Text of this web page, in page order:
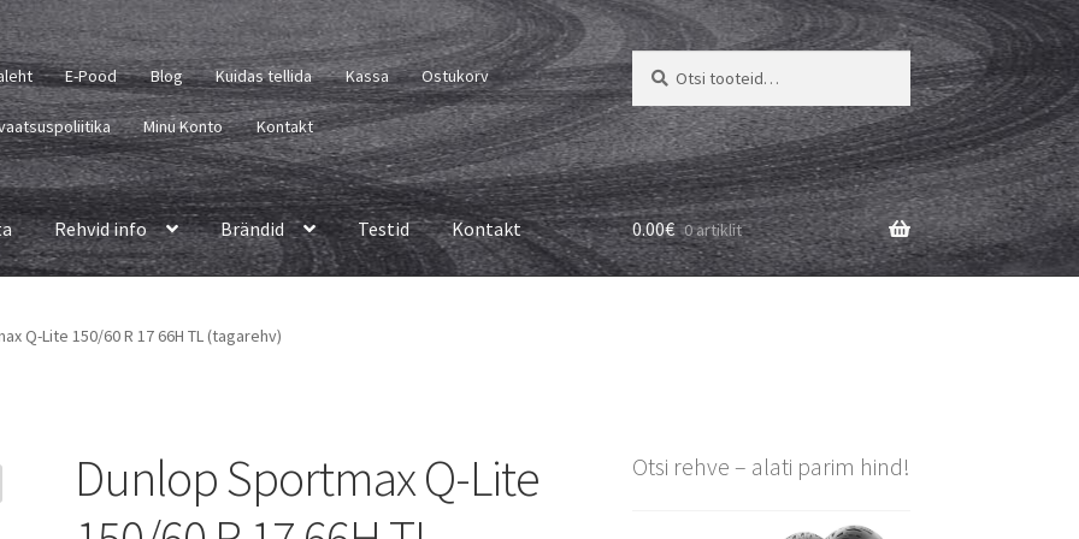
E-Pood Blog Kuidas tellida Kassa Ostukorv
Minu Konto Kontakt
Otsi:
Otsi
Rehvid info Brändid Testid Kontakt 0.00€ 0 artiklit
Q-Lite 150/60 R 17 66H TL (tagarehv)
Dunlop Sportmax Q-Lite
Otsi rehve – alati parim hind!